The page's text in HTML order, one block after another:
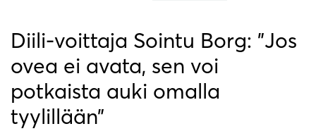
Diili-voittaja Sointu Borg: ”Jos
ovea ei avata, sen voi
potkaista auki omalla
tyylillään”